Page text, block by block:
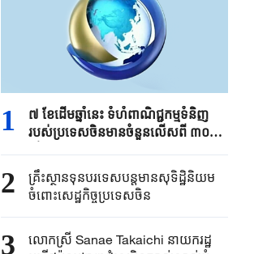
1
៧ ខែដើមឆ្នាំនេះ ទំហំពាណិជ្ជកម្មទំនិញ
របស់ប្រទេសចិនមានចំនួនលើសពី ៣០
2
គ្រឹះស្ថាន​ទុនបរទេស​បន្តមាន​សុទិដ្ឋិនិយម​
ចំពោះសេដ្ឋកិច្ច​ប្រទេសចិន​​
3
លោកស្រី Sanae ​Takaichi ​នាយករដ្ឋ